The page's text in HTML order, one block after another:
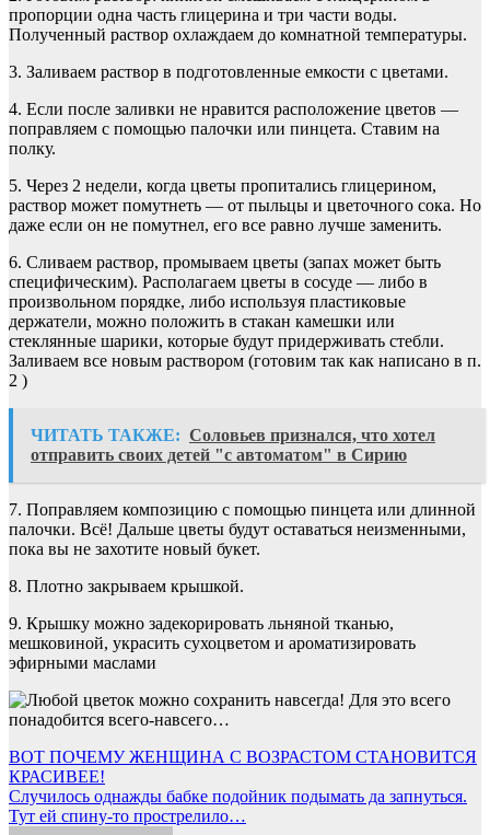
пропорции одна часть глицерина и три части воды.
Полученный раствор охлаждаем до комнатной температуры.
3. Заливаем раствор в подготовленные емкости с цветами.
4. Если после заливки не нравится расположение цветов —
поправляем с помощью палочки или пинцета. Ставим на
полку.
5. Через 2 недели, когда цветы пропитались глицерином,
раствор может помутнеть — от пыльцы и цветочного сока. Но
даже если он не помутнел, его все равно лучше заменить.
6. Сливаем раствор, промываем цветы (запах может быть
специфическим). Располагаем цветы в сосуде — либо в
произвольном порядке, либо используя пластиковые
держатели, можно положить в стакан камешки или
стеклянные шарики, которые будут придерживать стебли.
Заливаем все новым раствором (готовим так как написано в п.
2 )
ЧИТАТЬ ТАКЖЕ: Соловьев признался, что хотел
отправить своих детей "с автоматом" в Сирию
7. Поправляем композицию с помощью пинцета или длинной
палочки. Всё! Дальше цветы будут оставаться неизменными,
пока вы не захотите новый букет.
8. Плотно закрываем крышкой.
9. Крышку можно задекорировать льняной тканью,
мешковиной, украсить сухоцветом и ароматизировать
эфирными маслами
Навигация
по
записям
ВОТ ПОЧЕМУ ЖЕНЩИНА С ВОЗРАСТОМ СТАНОВИТСЯ
КРАСИВЕЕ!
Случилось однажды бабке подойник подымать да запнуться.
Тут ей спину-то прострелило…